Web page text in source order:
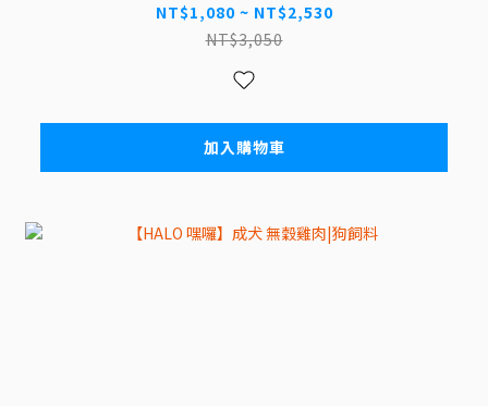
NT$1,080 ~ NT$2,530
NT$3,050
加入購物車